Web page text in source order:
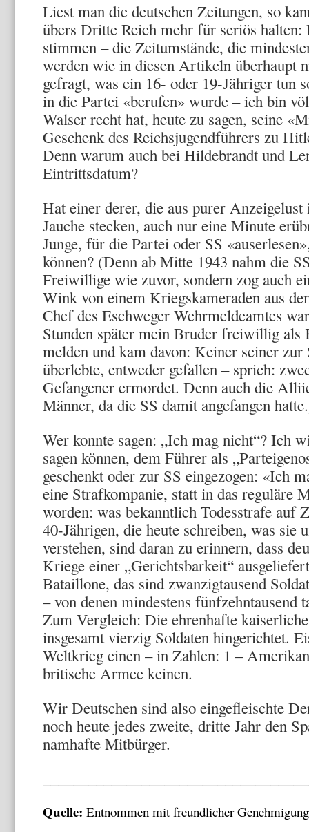
Liest man die deutschen Zeitungen, so
übers Dritte Reich mehr für seriös halten:
stimmen – die Zeitumstände, die
werden wie in diesen Artikeln überhaupt
gefragt, was ein 16- oder 19-Jähriger tun
in die Partei «berufen» wurde – ich bin
Walser recht hat, heute zu sagen, seine
Geschenk des Reichsjugendführers zu
Denn warum auch bei Hildebrandt und
Eintrittsdatum?
Hat einer derer, die aus purer
Jauche stecken, auch nur eine Minute
Junge, für die Partei oder SS
können? (Denn ab Mitte 1943 nahm die
Freiwillige wie zuvor, sondern zog auch
Wink von einem Kriegskameraden aus
Chef des Eschweger Wehrmeldeamtes
Stunden später mein Bruder freiwillig
melden und kam davon: Keiner seiner
überlebte, entweder gefallen – sprich:
Gefangener ermordet. Denn auch die
Männer, da die SS damit angefangen
Wer konnte sagen: „Ich mag nicht“? Ich
sagen können, dem Führer als
geschenkt oder zur SS eingezogen: «Ich
eine Strafkompanie, statt in das reguläre
worden: was bekanntlich Todesstrafe auf
40-Jährigen, die heute schreiben, was sie
verstehen, sind daran zu erinnern, dass
Kriege einer „Gerichtsbarkeit“
Bataillone, das sind zwanzigtausend
– von denen mindestens fünfzehntausend
Zum Vergleich: Die ehrenhafte
insgesamt vierzig Soldaten hingerichtet.
Weltkrieg einen – in Zahlen: 1 –
britische Armee keinen.
Wir Deutschen sind also eingefleischte
noch heute jedes zweite, dritte Jahr den
namhafte Mitbürger.
Quelle: Entnommen mit freundlicher